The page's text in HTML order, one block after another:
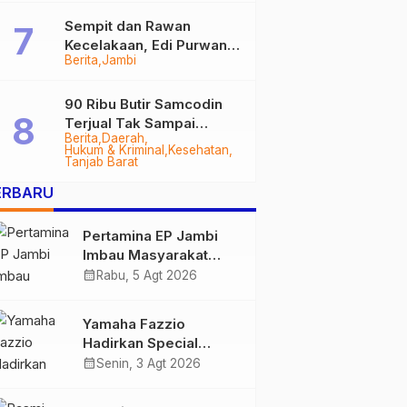
Berita Jambi
Sempit dan Rawan
Kecelakaan, Edi Purwanto
Targetkan Jalan Lintas
2028
Berita Daerah
Hukum & Kriminal
Kesehatan
Tanjab Barat
90 Ribu Butir Samcodin
Terjual Tak Sampai
Setahun, Indra Safari
Desak Audit Menyeluruh
Pertamina EP Jambi
Imbau Masyarakat
Tidak Beraktivitas di
Bersama
calendar_month Rabu, 5 Agt 2026
Yamaha Fazzio
Hadirkan Special
Edition Sunset Blue,
calendar_monthSenin, 3 Agt 2026